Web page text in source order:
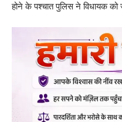
होने के पश्चात पुलिस ने विधायक को